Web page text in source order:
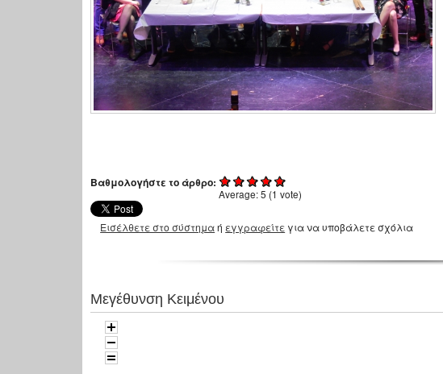
Βαθμολογήστε το άρθρο:
Average:5 (1 vote)
Εισέλθετε στο σύστημαή εγγραφείτε για να υποβάλετε σχόλια
Μεγέθυνση Κειμένου